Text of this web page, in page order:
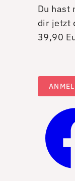
Du hast
dir jetzt
39,90